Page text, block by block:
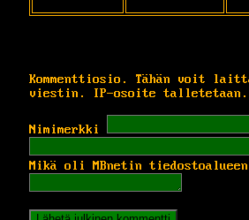
Kommenttiosio. Tähän voit
viestin. IP-osoite talletetaan.
Nimimerkki
Mikä oli MBnetin